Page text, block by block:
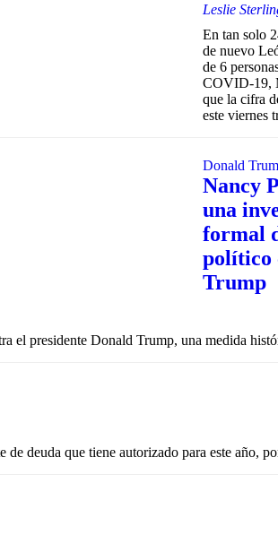
Leslie
En tan solo
de nuevo
de 6
COVID-19,
que la cifra
este viernes
Donald
Nancy
una
formal
político
Trump
el presidente Donald Trump, una medida
deuda que tiene autorizado para este año,